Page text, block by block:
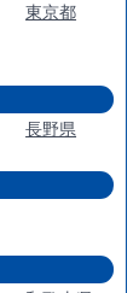
東京都
長野県